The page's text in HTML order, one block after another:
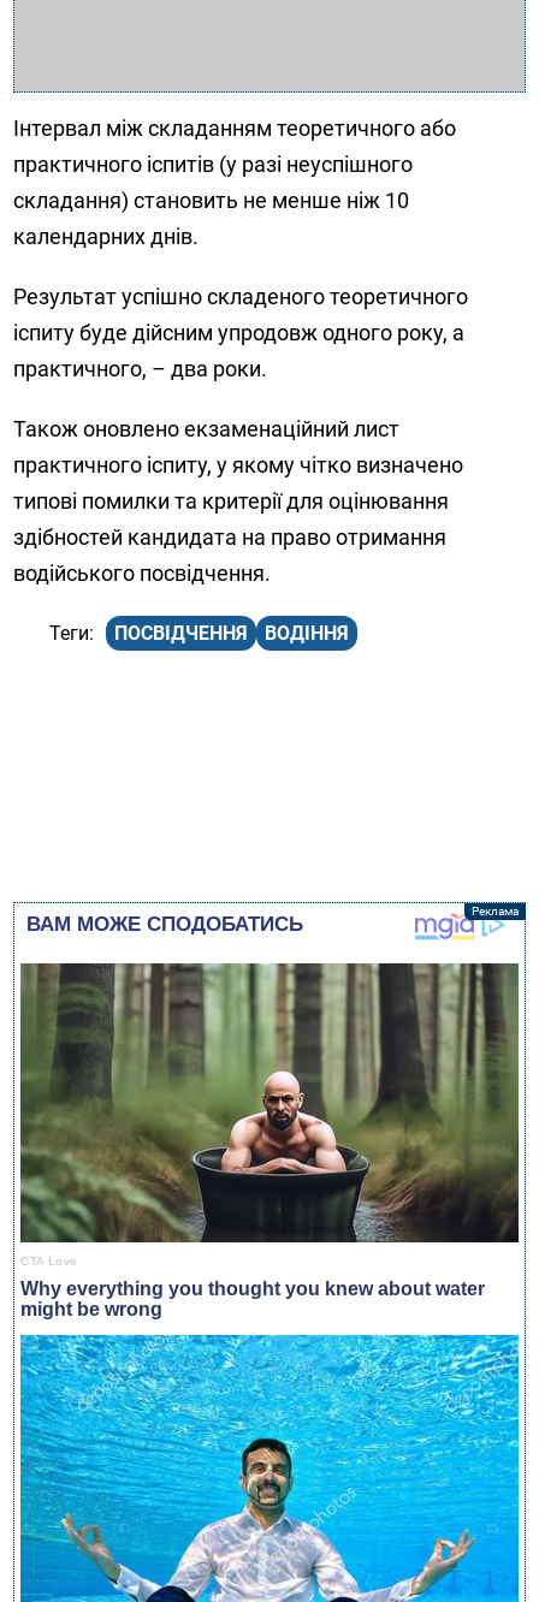
Інтервал між складанням теоретичного або
практичного іспитів (у разі неуспішного
складання) становить не менше ніж 10
календарних днів.
Результат успішно складеного теоретичного
іспиту буде дійсним упродовж одного року, а
практичного, – два роки.
Також оновлено екзаменаційний лист
практичного іспиту, у якому чітко визначено
типові помилки та критерії для оцінювання
здібностей кандидата на право отримання
водійського посвідчення.
ПОСВІДЧЕННЯ ВОДІННЯ